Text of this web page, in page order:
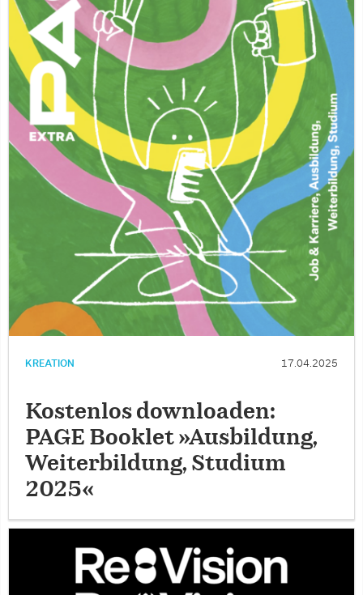
KREATION 17.04.2025
Kostenlos downloaden:
PAGE Booklet »Ausbildung,
Weiterbildung, Studium
2025«